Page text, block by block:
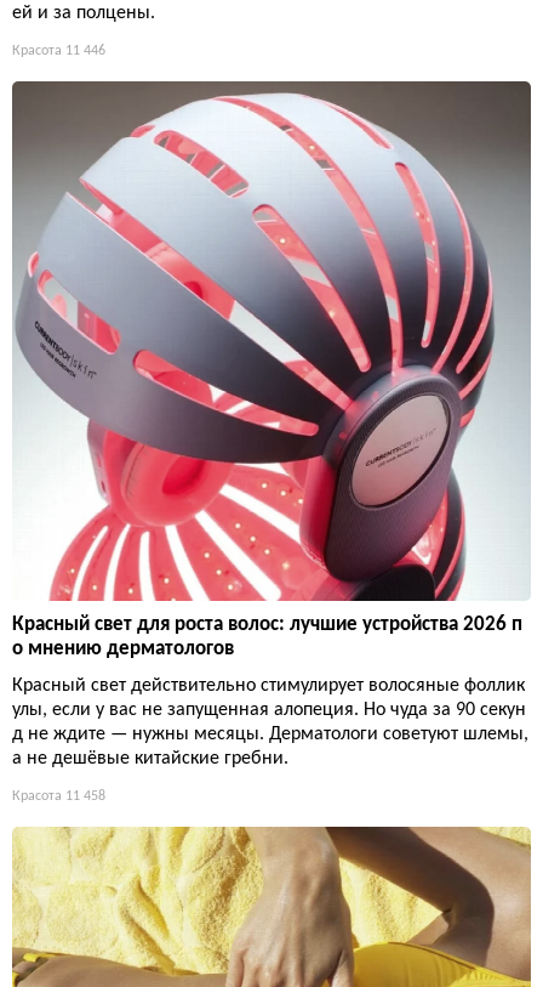
ей и за полцены.
Красота 11 446
Красный свет для роста волос: лучшие устройства 2026 п
о мнению дерматологов
Красный свет действительно стимулирует волосяные фоллик
улы, если у вас не запущенная алопеция. Но чуда за 90 секун
д не ждите — нужны месяцы. Дерматологи советуют шлемы,
а не дешёвые китайские гребни.
Красота 11 458